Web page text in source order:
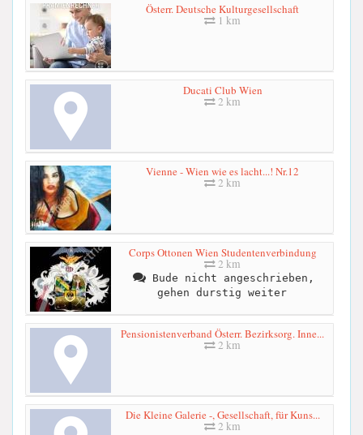
Österr. Deutsche Kulturgesellschaft
1 km
Ducati Club Wien
2 km
Vienne - Wien wie es lacht...! Nr.12
2 km
Corps Ottonen Wien Studentenverbindung
2 km
Bude nicht angeschrieben,
gehen durstig weiter
Pensionistenverband Österr. Bezirksorg. Inne...
2 km
Die Kleine Galerie -, Gesellschaft, für Kuns...
2 km